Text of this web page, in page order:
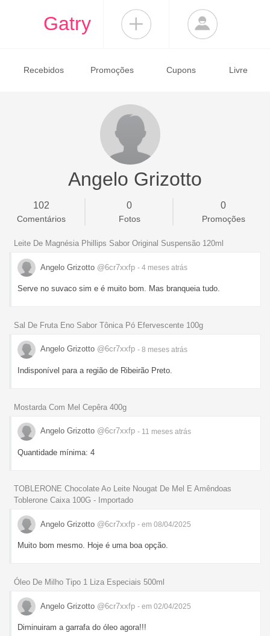
Gatry
Recebidos Promoções Cupons Livre
Angelo Grizotto
102
Comentários
0
Fotos
0
Promoções
Leite De Magnésia Phillips Sabor Original Suspensão 120ml
Angelo Grizotto @6cr7xxfp - 4 meses atrás
Serve no suvaco sim e é muito bom. Mas branqueia tudo.
Sal De Fruta Eno Sabor Tônica Pó Efervescente 100g
Angelo Grizotto @6cr7xxfp - 8 meses atrás
Indisponível para a região de Ribeirão Preto.
Mostarda Com Mel Cepêra 400g
Angelo Grizotto @6cr7xxfp - 11 meses atrás
Quantidade mínima: 4
TOBLERONE Chocolate Ao Leite Nougat De Mel E Amêndoas
Toblerone Caixa 100G - Importado
Angelo Grizotto @6cr7xxfp - em 08/04/2025
Muito bom mesmo. Hoje é uma boa opção.
Óleo De Milho Tipo 1 Liza Especiais 500ml
Angelo Grizotto @6cr7xxfp - em 02/04/2025
Diminuiram a garrafa do óleo agora!!!